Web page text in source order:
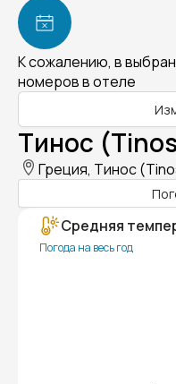
К сожалению, в
номеров в отеле
Тинос
Греция, Тинос
Средняя
Погода на весь год